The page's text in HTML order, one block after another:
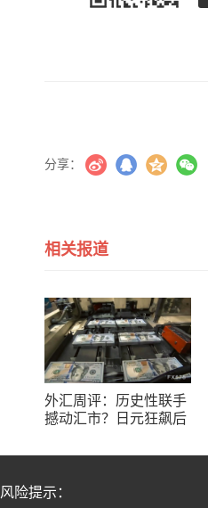
分享：
相关报道
外汇周评：历史性联手
撼动汇市？日元狂飙后
美元刷新七周低点
风险提示：